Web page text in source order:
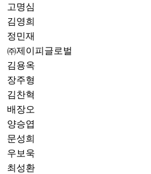
고명심
김영희
정민재
㈜제이피글로벌
김용옥
장주형
김찬혁
배장오
양승엽
문성희
우보욱
최성환